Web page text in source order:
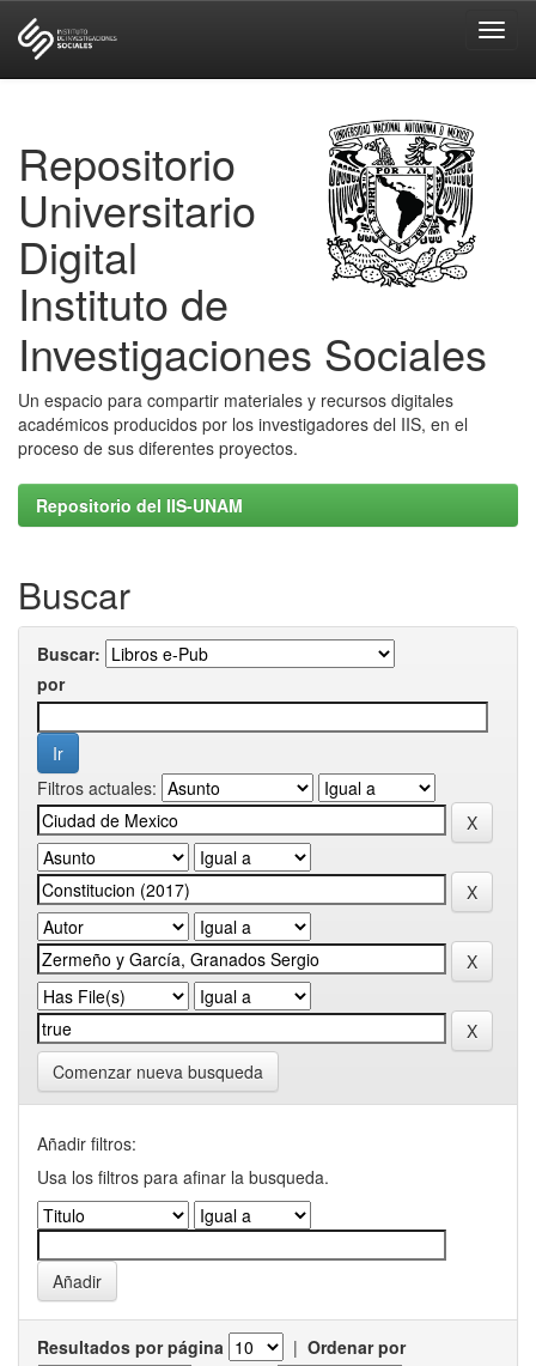
Repositorio
Universitario
Digital
Instituto de
Investigaciones Sociales
Un espacio para compartir materiales y recursos digitales
académicos producidos por los investigadores del IIS, en el
proceso de sus diferentes proyectos.
Repositorio del IIS-UNAM
Buscar
Buscar:
por
Filtros actuales:
Comenzar nueva busqueda
Añadir filtros:
Usa los filtros para afinar la busqueda.
Resultados por página | Ordenar por